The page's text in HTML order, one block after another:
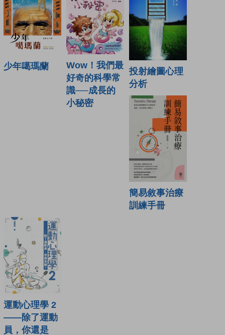
少年噶瑪蘭
Wow！我們最
好奇的科學常
識──成長的
小秘密
投射繪圖心理
分析
簡易敘事治療
訓練手冊
運動心理學 2
——除了運動
員，你還是